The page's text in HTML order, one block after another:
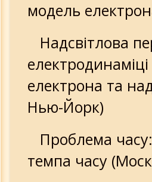
модель
Надсвітлова
електрона та
Нью-Йорк)
Проблема
темпа часу